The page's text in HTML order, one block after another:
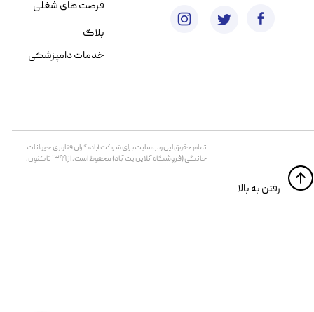
تمام حقوق اين وب‌سايت برای شرکت آبادگران فناوری حیوانات
خانگی (فروشگاه آنلاین پت آباد) محفوظ است. از ۱۳۹۹ تا کنون.
​​رفتن به بالا
فرصت های شغلی
بلاگ
خدمات دامپزشکی